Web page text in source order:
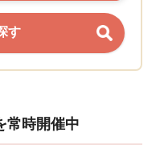
常時開催中